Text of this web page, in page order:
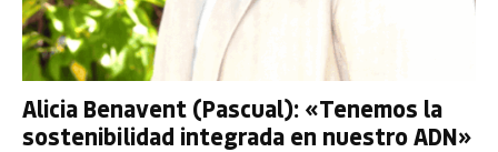
Alicia Benavent (Pascual): «Tenemos la
sostenibilidad integrada en nuestro ADN»